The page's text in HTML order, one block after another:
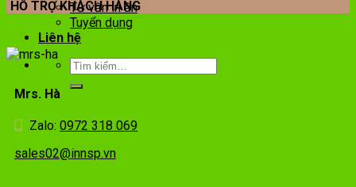
Tư vấn in ấn
Tuyển dụng
Liên hệ
HỖ TRỢ KHÁCH HÀNG
Mrs. Hà
Zalo: 0972 318 069
sales02@innsp.vn